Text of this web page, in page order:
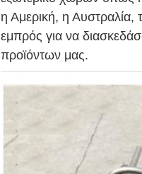
η Αμερική, η Αυστραλία,
εμπρός για να
προϊόντων μας.